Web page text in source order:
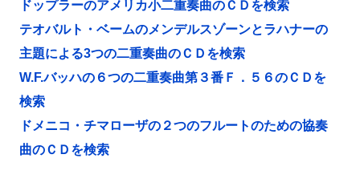
ドップラーのアメリカ小二重奏曲のＣＤを検索
テオバルト・ベームのメンデルスゾーンとラハナーの
主題による3つの二重奏曲のＣＤを検索
W.F.バッハの６つの二重奏曲第３番Ｆ．５６のＣＤを
検索
ドメニコ・チマローザの２つのフルートのための協奏
曲のＣＤを検索